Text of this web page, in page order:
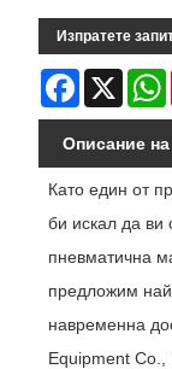
Изпратете
Facebook
X
Описание
Като един от
би искал да ви
пневматична
предложим
навременна
Equipment Co.,